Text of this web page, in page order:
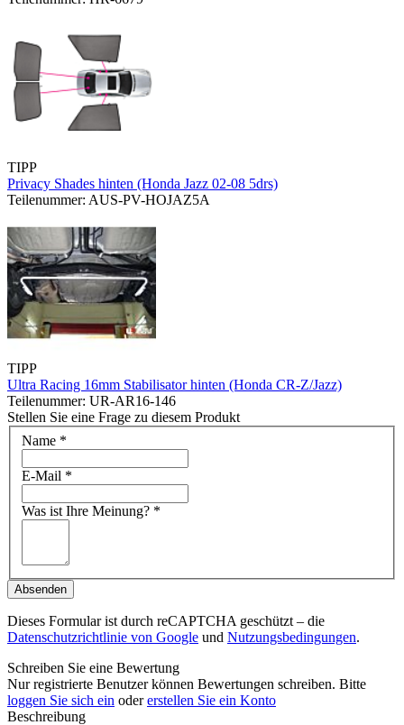
TIPP
Privacy Shades hinten (Honda Jazz 02-08 5drs)
Teilenummer: AUS-PV-HOJAZ5A
TIPP
Ultra Racing 16mm Stabilisator hinten (Honda CR-Z/Jazz)
Teilenummer: UR-AR16-146
Stellen Sie eine Frage zu diesem Produkt
Name *
E-Mail *
Was ist Ihre Meinung? *
Absenden
Dieses Formular ist durch reCAPTCHA geschützt – die
Datenschutzrichtlinie von Google und Nutzungsbedingungen.
Schreiben Sie eine Bewertung
Nur registrierte Benutzer können Bewertungen schreiben. Bitte
loggen Sie sich ein odererstellen Sie ein Konto
Beschreibung